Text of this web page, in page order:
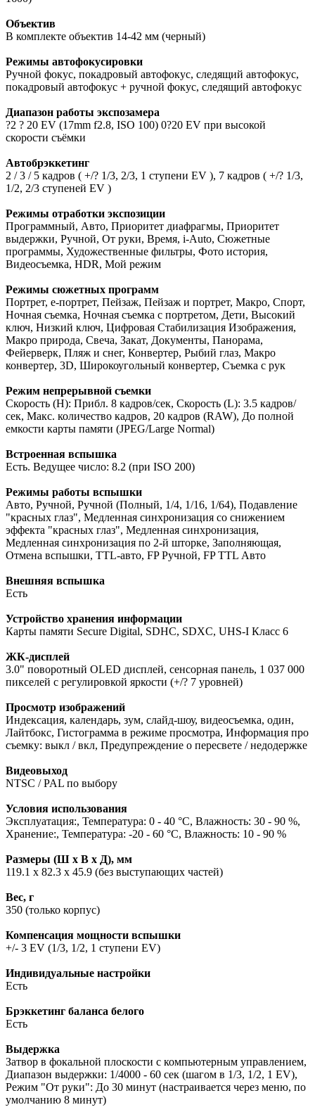
Объектив
В комплекте объектив 14-42 мм (черный)
Режимы автофокусировки
Ручной фокус, покадровый автофокус, следящий автофокус,
покадровый автофокус + ручной фокус, следящий автофокус
Диапазон работы экспозамера
?2 ? 20 EV (17mm f2.8, ISO 100) 0?20 EV при высокой
скорости съёмки
Автобрэккетинг
2 / 3 / 5 кадров ( +/? 1/3, 2/3, 1 ступени EV ), 7 кадров ( +/? 1/3,
1/2, 2/3 ступеней EV )
Режимы отработки экспозиции
Программный, Авто, Приоритет диафрагмы, Приоритет
выдержки, Ручной, От руки, Время, i-Auto, Сюжетные
программы, Художественные фильтры, Фото история,
Видеосъемка, HDR, Мой режим
Режимы сюжетных программ
Портрет, е-портрет, Пейзаж, Пейзаж и портрет, Макро, Спорт,
Ночная съемка, Ночная съемка с портретом, Дети, Высокий
ключ, Низкий ключ, Цифровая Стабилизация Изображения,
Макро природа, Свеча, Закат, Документы, Панорама,
Фейерверк, Пляж и снег, Конвертер, Рыбий глаз, Макро
конвертер, 3D, Широкоугольный конвертер, Съемка с рук
Режим непрерывной съемки
Скорость (H): Прибл. 8 кадров/сек, Скорость (L): 3.5 кадров/
сек, Макс. количество кадров, 20 кадров (RAW), До полной
емкости карты памяти (JPEG/Large Normal)
Встроенная вспышка
Есть. Ведущее число: 8.2 (при ISO 200)
Режимы работы вспышки
Авто, Ручной, Ручной (Полный, 1/4, 1/16, 1/64), Подавление
"красных глаз", Медленная синхронизация со снижением
эффекта "красных глаз", Медленная синхронизация,
Медленная синхронизация по 2-й шторке, Заполняющая,
Отмена вспышки, TTL-авто, FP Ручной, FP TTL Авто
Внешняя вспышка
Есть
Устройство хранения информации
Карты памяти Secure Digital, SDHC, SDXC, UHS-I Класс 6
ЖК-дисплей
3.0" поворотный OLED дисплей, сенсорная панель, 1 037 000
пикселей с регулировкой яркости (+/? 7 уровней)
Просмотр изображений
Индексация, календарь, зум, слайд-шоу, видеосъемка, один,
Лайтбокс, Гистограмма в режиме просмотра, Информация про
съемку: выкл / вкл, Предупреждение о пересвете / недодержке
Видеовыход
NTSC / PAL по выбору
Условия использования
Эксплуатация:, Температура: 0 - 40 °C, Влажность: 30 - 90 %,
Хранение:, Температура: -20 - 60 °C, Влажность: 10 - 90 %
Размеры (Ш х В х Д), мм
119.1 x 82.3 x 45.9 (без выступающих частей)
Вес, г
350 (только корпус)
Компенсация мощности вспышки
+/- 3 EV (1/3, 1/2, 1 ступени EV)
Индивидуальные настройки
Есть
Брэккетинг баланса белого
Есть
Выдержка
Затвор в фокальной плоскости с компьютерным управлением,
Диапазон выдержки: 1/4000 - 60 сек (шагом в 1/3, 1/2, 1 EV),
Режим "От руки": До 30 минут (настраивается через меню, по
умолчанию 8 минут)